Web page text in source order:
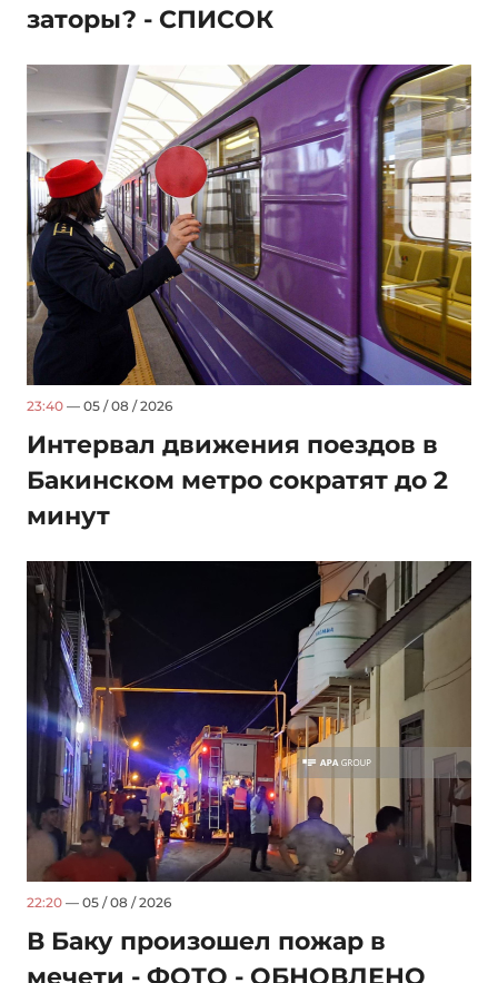
заторы? - СПИСОК
23:40 — 05 / 08 / 2026
Интервал движения поездов в
Бакинском метро сократят до 2
минут
22:20 — 05 / 08 / 2026
В Баку произошел пожар в
мечети - ФОТО - ОБНОВЛЕНО